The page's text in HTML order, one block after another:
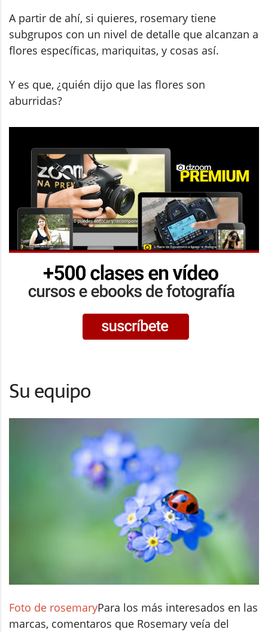
A partir de ahí, si quieres, rosemary tiene
subgrupos con un nivel de detalle que alcanzan a
flores específicas, mariquitas, y cosas así.
Y es que, ¿quién dijo que las flores son
aburridas?
Su equipo
Foto de rosemaryPara los más interesados en las
marcas, comentaros que Rosemary veía del